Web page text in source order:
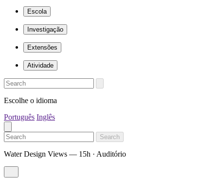
Escola
Investigação
Extensões
Atividade
Escolhe o idioma
Português Inglês
Search
Water Design Views — 15h · Auditório